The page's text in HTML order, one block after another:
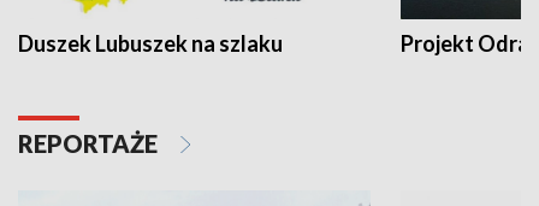
Duszek Lubuszek na szlaku Projekt Odra
REPORTAŻE